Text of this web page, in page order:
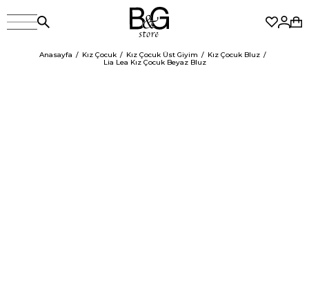
Anasayfa Kız Çocuk Kız Çocuk Üst Giyim
Kız Çocuk Bluz
Lia Lea Kız Çocuk Beyaz Bluz